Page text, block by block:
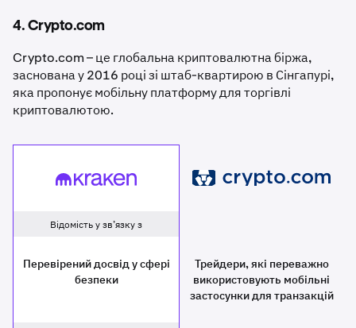
4. Crypto.com
Crypto.com – це глобальна криптовалютна біржа,
заснована у 2016 році зі штаб-квартирою в Сінгапурі,
яка пропонує мобільну платформу для торгівлі
криптовалютою.
Kraken Crypto.com
Відомість у зв’язку з
Перевірений досвід у сфері
безпеки
Трейдери, які переважно
використовують мобільні
застосунки для транзакцій